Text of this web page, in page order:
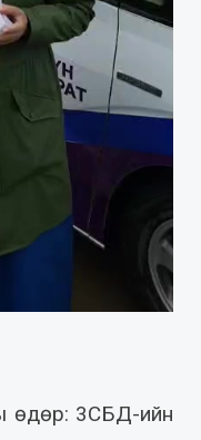
өдөр: 3СБД-ийн